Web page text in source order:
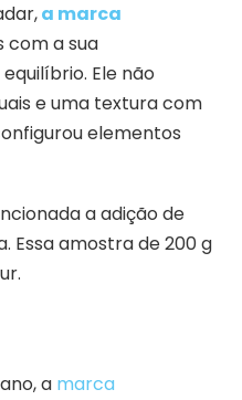
a marca
com a sua
Ele não
e uma textura com
elementos
a adição de
Essa amostra de 200 g
a marca